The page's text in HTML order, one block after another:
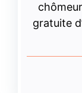
gratuite